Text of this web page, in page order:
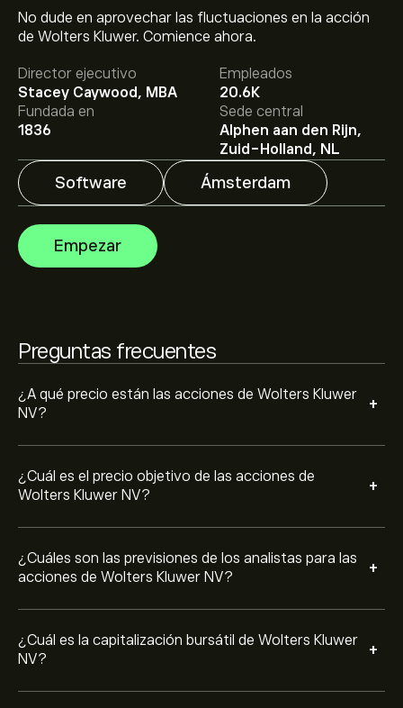
No dude en aprovechar las fluctuaciones en la acción
de Wolters Kluwer. Comience ahora.
Director ejecutivo
Stacey Caywood, MBA
Empleados
20.6K
Fundada en
1836
Sede central
Alphen aan den Rijn,
Zuid-Holland, NL
Software Ámsterdam
Empezar
Preguntas frecuentes
¿A qué precio están las acciones de Wolters Kluwer
NV?
+
El precio actual de las acciones de WKL.NV es de
70.08‎€‎.
¿Cuál es el precio objetivo de las acciones de
Wolters Kluwer NV?
+
El precio medio objetivo para las acciones de Wolters
Kluwer NV es de 70.08‎€‎.
Regístrateen eToro para
conocer los precios objetivo y las previsiones de los
analistas.
¿Cuáles son las previsiones de los analistas para las
acciones de Wolters Kluwer NV?
+
Las previsiones de los analistas para las acciones de
Wolters Kluwer NV se basan en las tendencias del
mercado, los estados financieros y el crecimiento
previsto. Consulta las previsiones más recientes para
conocer la evolución futura de los precios.
¿Cuál es la capitalización bursátil de Wolters Kluwer
NV?
+